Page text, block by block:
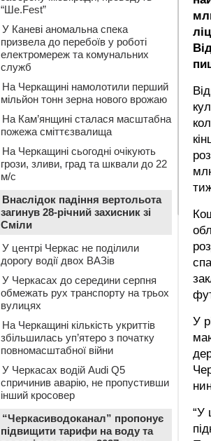
У
“У
“Ше.Fest”
У Каневі аномальна спека
призвела до перебоїв у роботі
електромереж та комунальних
служб
На Черкащині намолотили перший
мільйон тонн зерна нового врожаю
На Кам’янщині сталася масштабна
пожежа сміттєзвалища
На Черкащині сьогодні очікують
грози, зливи, град та шквали до 22
м/с
Внаслідок падіння вертольота
загинув 28-річний захисник зі
Сміли
У центрі Черкас не поділили
дорогу водії двох ВАЗів
У Черкасах до середини серпня
обмежать рух транспорту на трьох
вулицях
На Черкащині кількість укриттів
збільшилась уп’ятеро з початку
повномасштабної війни
У Черкасах водій Audi Q5
спричинив аварію, не пропустивши
інший кросовер
“Черкасиводоканал” пропонує
підвищити тарифи на воду та